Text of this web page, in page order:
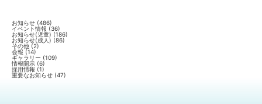
お知らせ (486)
イベント情報 (36)
お知らせ(児童) (186)
お知らせ(成人) (86)
その他 (2)
会報 (14)
ギャラリー (109)
情報開示 (6)
採用情報 (1)
重要なお知らせ (47)